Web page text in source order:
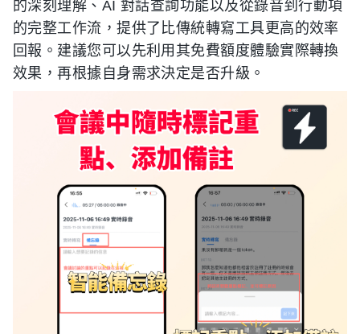
的深刻理解、AI 對話查詢功能以及從錄音到行動項
的完整工作流，提供了比傳統轉寫工具更高的效率
回報。建議您可以先利用其免費額度體驗實際轉換
效果，再根據自身需求決定是否升級。